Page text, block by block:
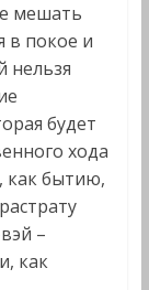
мешать
в покое и
нельзя
будет
хода
как бытию,
–
как